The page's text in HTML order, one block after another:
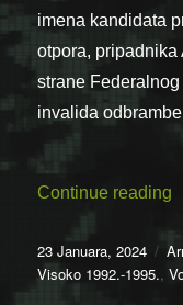
imena kandidata
otpora,
strane
invalida
Continue reading
Posted
on
23 Januara, 2024
Visoko 1992.-1995.,